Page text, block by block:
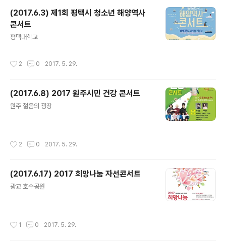
(2017.6.3) 제1회 평택시 청소년 해양역사
콘서트
평택대학교
2 0 2017. 5. 29.
(2017.6.8) 2017 원주시민 건강 콘서트
원주 젊음의 광장
2 0 2017. 5. 29.
(2017.6.17) 2017 희망나눔 자선콘서트
광교 호수공원
1 0 2017. 5. 29.